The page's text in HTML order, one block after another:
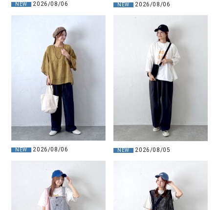
NEW 2026/08/06 NEW 2026/08/06
NEW 2026/08/06 NEW 2026/08/05